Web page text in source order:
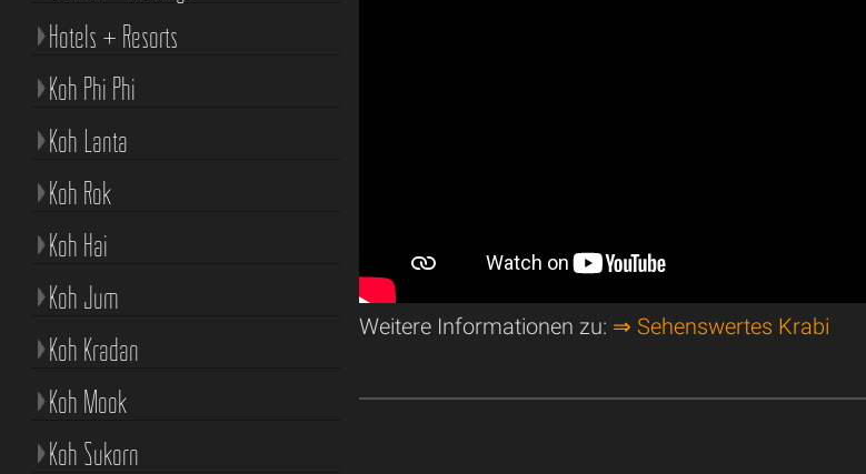
Weitere Informationen zu: ⇒ Sehenswertes Krabi
Hotels + Resorts
Koh Phi Phi
Koh Lanta
Koh Rok
Koh Hai
Koh Jum
Koh Kradan
Koh Mook
Koh Sukorn